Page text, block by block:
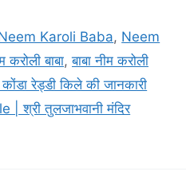
Karoli Baba, Neem
करोली बाबा,बाबा नीम करोली
रेड्डी किले की जानकारी
श्री तुलजाभवानी मंदिर